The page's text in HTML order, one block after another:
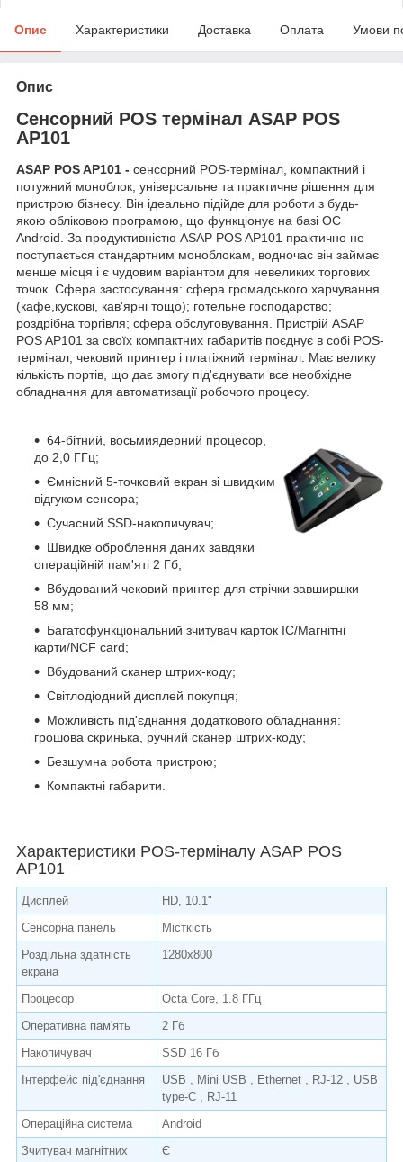
Опис Характеристики Доставка Оплата Умови
Опис
Сенсорний POS термінал ASAP POS
AP101
ASAP POS AP101 - сенсорний POS-термінал, компактний і
потужний моноблок, універсальне та практичне рішення для
пристрою бізнесу. Він ідеально підійде для роботи з будь-
якою обліковою програмою, що функціонує на базі ОС
Android. За продуктивністю ASAP POS AP101 практично не
поступається стандартним моноблокам, водночас він займає
менше місця і є чудовим варіантом для невеликих торгових
точок. Сфера застосування: сфера громадського харчування
(кафе,кускові, кав'ярні тощо); готельне господарство;
роздрібна торгівля; сфера обслуговування. Пристрій ASAP
POS AP101 за своїх компактних габаритів поєднує в собі POS-
термінал, чековий принтер і платіжний термінал. Має велику
кількість портів, що дає змогу під'єднувати все необхідне
обладнання для автоматизації робочого процесу.
64-бітний, восьмиядерний процесор,
до 2,0 ГГц;
Ємнісний 5-точковий екран зі швидким
відгуком сенсора;
Сучасний SSD-накопичувач;
Швидке оброблення даних завдяки
операційній пам'яті 2 Гб;
Вбудований чековий принтер для стрічки завширшки
58 мм;
Багатофункціональний зчитувач карток IC/Магнітні
карти/NCF card;
Вбудований сканер штрих-коду;
Світлодіодний дисплей покупця;
Можливість під'єднання додаткового обладнання:
грошова скринька, ручний сканер штрих-коду;
Безшумна робота пристрою;
Компактні габарити.
Характеристики POS-терміналу ASAP POS
AP101
Дисплей
HD, 10.1"
Сенсорна панель
Місткість
Роздільна здатність
екрана
1280x800
Процесор
Octa Core, 1.8 ГГц
Оперативна пам'ять
2 Гб
Накопичувач
SSD 16 Гб
Інтерфейс під'єднання
USB , Mini USB , Ethernet , RJ-12 , USB
type-C , RJ-11
Операційна система
Android
Зчитувач магнітних
Є